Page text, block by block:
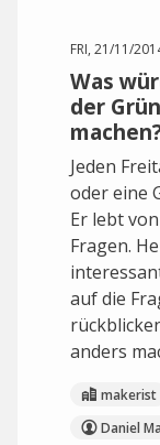
FRI, 21/11/
Was
der
Jeden
oder eine
Er lebt
Fragen.
auf die
anders
makerist
Daniel